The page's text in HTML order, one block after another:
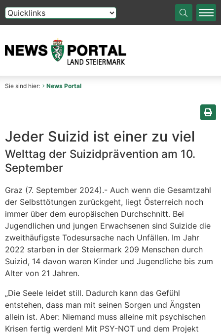
Die Auswahl einer Option im Select-Element führt auf
Sie sind hier: News Portal
Jeder Suizid ist einer zu viel
Welttag der Suizidprävention am 10.
September
Graz (7. September 2024).- Auch wenn die Gesamtzahl
der Selbsttötungen zurückgeht, liegt Österreich noch
immer über dem europäischen Durchschnitt. Bei
Jugendlichen und jungen Erwachsenen sind Suizide die
zweithäufigste Todesursache nach Unfällen. Im Jahr
2022 starben in der Steiermark 209 Menschen durch
Suizid, 14 davon waren Kinder und Jugendliche bis zum
Alter von 21 Jahren.
„Die Seele leidet still. Dadurch kann das Gefühl
entstehen, dass man mit seinen Sorgen und Ängsten
allein ist. Aber: Niemand muss alleine mit psychischen
Krisen fertig werden! Mit PSY-NOT und dem Projekt